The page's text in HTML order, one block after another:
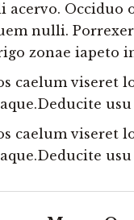
acervo.
nulli.
zonae iapeto
caelum viseret
caelum viseret